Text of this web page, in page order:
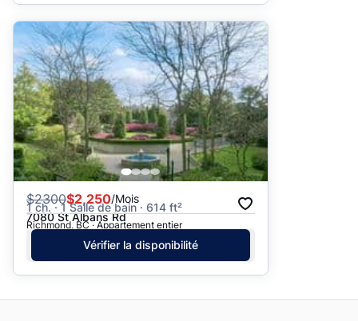
$2300$2,250/Mois
1 ch. · 1 Salle de bain · 614 ft²
7080 St Albans Rd
Richmond, BC · Appartement entier
Vérifier la disponibilité